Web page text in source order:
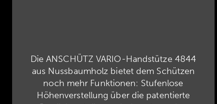
Die ANSCHÜTZ VARIO-Handstütze 4844
aus Nussbaumholz bietet dem Schützen
noch mehr Funktionen: Stufenlose
Höhenverstellung über die patentierte